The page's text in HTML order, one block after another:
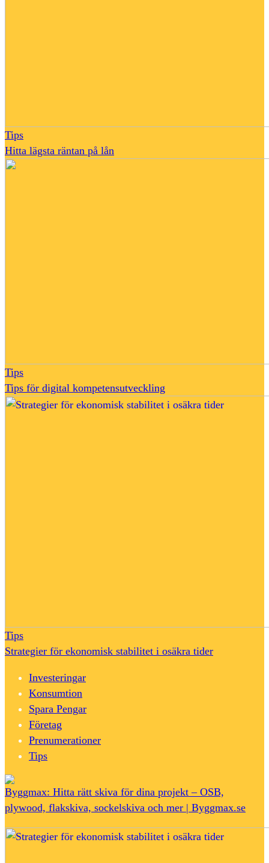
Tips
Hitta lägsta räntan på lån
Tips
Tips för digital kompetensutveckling
Tips
Strategier för ekonomisk stabilitet i osäkra tider
Investeringar
Konsumtion
Spara Pengar
Företag
Prenumerationer
Tips
Byggmax: Hitta rätt skiva för dina projekt – OSB,
plywood, flakskiva, sockelskiva och mer | Byggmax.se